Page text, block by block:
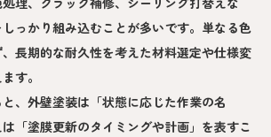
っかり組み込むことが多いです。単なる色
長期的な耐久性を考えた材料選定や仕様変
す。
、外壁塗装は「状態に応じた作業の名
「塗膜更新のタイミングや計画」を表すこ